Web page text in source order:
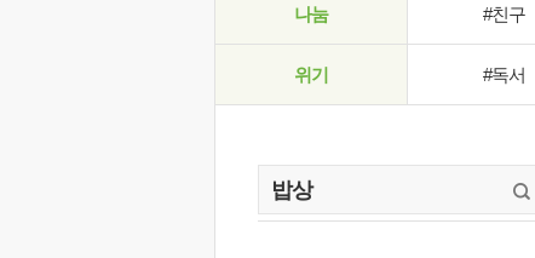
나눔 #친구
위기 #독서